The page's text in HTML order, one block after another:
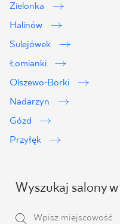
Zielonka
Halinów
Sulejówek
Łomianki
Olszewo-Borki
Nadarzyn
Gózd
Przyłęk
Wyszukaj salony